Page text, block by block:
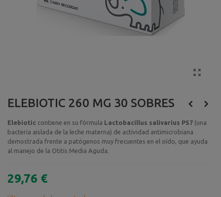
ELEBIOTIC 260 MG 30 SOBRES
Elebiotic contiene en su fórmula Lactobacillus salivarius PS7 (una
bacteria aislada de la leche materna) de actividad antimicrobiana
demostrada frente a patógenos muy frecuentes en el oído, que ayuda
al manejo de la Otitis Media Aguda.
29,76 €